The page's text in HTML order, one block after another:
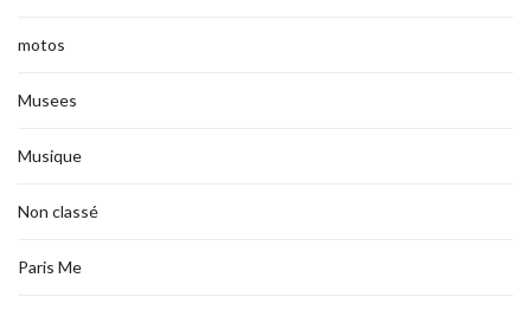
motos
Musees
Musique
Non classé
Paris Me